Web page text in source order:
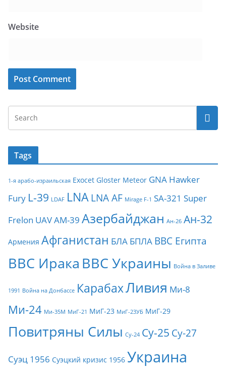
Website
Tags
1-я арабо-израильская Exocet Gloster Meteor GNA Hawker
Fury L-39 LDAF LNA LNA AF Mirage F-1 SA-321 Super
Frelon UAVАМ-39 Азербайджан Ан-26 Ан-32
Армения Афганистан БЛА БПЛА ВВС Египта
ВВС Ирака ВВС Украины Война в Заливе
1991 Война на Донбассе КарабахЛивия Ми-8
Ми-24 Ми-35М МиГ-21 МиГ-23 МиГ-23УБ МиГ-29
Повитряны Силы Су-24 Су-25 Су-27
Суэц 1956 Суэцкий кризис 1956 Украина